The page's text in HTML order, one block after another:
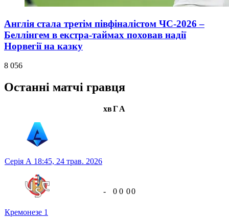
Англія стала третім півфіналістом ЧС-2026 –
Беллінгем в екстра-таймах поховав надії
Норвегії на казку
8 056
Останні матчі гравця
хвГА
Серія А 18:45, 24 трав. 2026
Кремонезе 1
- 0 0 00